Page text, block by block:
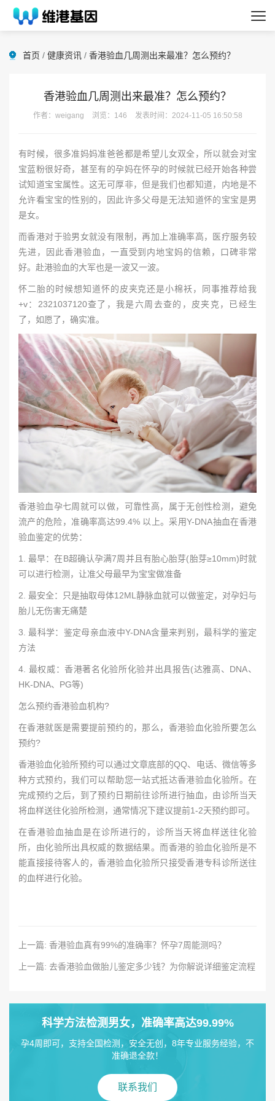
首页 / 健康资讯 / 香港验血几周测出来最准？怎么预约？
香港验血几周测出来最准？怎么预约？
作者：weigang 浏览：146 发表时间：2024-11-05 16:50:58
有时候，很多准妈妈准爸爸都是希望儿女双全，所以就会对宝
宝蓝粉很好奇，甚至有的孕妈在怀孕的时候就已经开始各种尝
试知道宝宝属性。这无可厚非，但是我们也都知道，内地是不
允许看宝宝的性别的，因此许多父母是无法知道怀的宝宝是男
是女。
而香港对于验男女就没有限制，再加上准确率高，医疗服务较
先进，因此香港验血，一直受到内地宝妈的信赖，口碑非常
好。赴港验血的大军也是一波又一波。
怀二胎的时候想知道怀的皮夹克还是小棉袄，同事推荐给我
+v：2321037120查了，我是六周去查的，皮夹克，已经生
了，如愿了，确实准。
香港验血孕七周就可以做，可靠性高，属于无创性检测，避免
流产的危险，准确率高达99.4% 以上。采用Y-DNA抽血在香港
验血鉴定的优势：
1. 最早：在B超确认孕满7周并且有胎心胎芽(胎芽≥10mm)时就
可以进行检测，让准父母最早为宝宝做准备
2. 最安全：只是抽取母体12ML静脉血就可以做鉴定，对孕妇与
胎儿无伤害无痛楚
3. 最科学：鉴定母亲血液中Y-DNA含量来判别，最科学的鉴定
方法
4. 最权威：香港著名化验所化验并出具报告(达雅高、DNA、
HK-DNA、PG等)
怎么预约香港验血机构?
在香港就医是需要提前预约的，那么，香港验血化验所要怎么
预约?
香港验血化验所预约可以通过文章底部的QQ、电话、微信等多
种方式预约，我们可以帮助您一站式抵达香港验血化验所。在
完成预约之后，到了预约日期前往诊所进行抽血，由诊所当天
将血样送往化验所检测，通常情况下建议提前1-2天预约即可。
在香港验血抽血是在诊所进行的，诊所当天将血样送往化验
所，由化验所出具权威的数据结果。而香港的验血化验所是不
能直接接待客人的，香港验血化验所只接受香港专科诊所送往
的血样进行化验。
上一篇: 香港验血真有99%的准确率？怀孕7周能测吗？
上一篇: 去香港验血做胎儿鉴定多少钱？为你解说详细鉴定流程
科学方法检测男女，准确率高达99.99%
孕4周即可，支持全国检测，安全无创，8年专业服务经验，不
准确退全款！
联系我们